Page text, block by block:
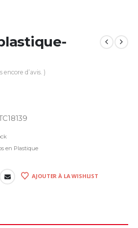
encore d’avis. )
en Plastique
AJOUTER À LA WISHLIST